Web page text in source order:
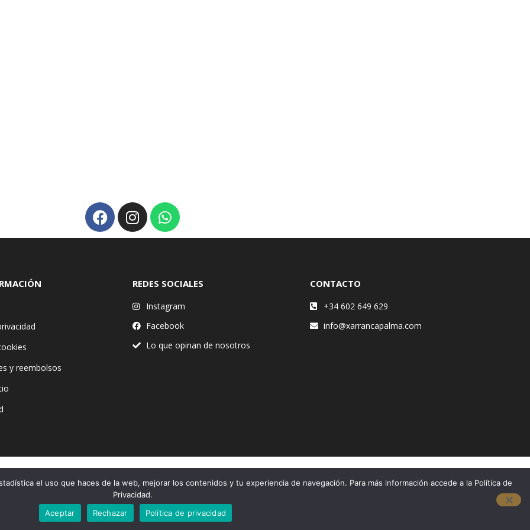
y reembolsos
REDES SOCIALES
Instagram
Facebook
Lo que opinan de nosotros
CONTACTO
+34 602 649 629
info@xarrancapalma.com
Financiado por la Unión Europea – NextGenerationEU
el uso que haces de la web, mejorar los contenidos y tu experiencia de navegación. Para más información accede a la Política de
Privacidad.
Aceptar
Rechazar Política de privacidad